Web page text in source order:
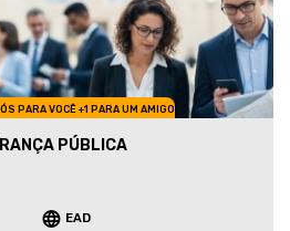
PARA VOCÊ +1 PARA UM AMIGO
PÚBLICA
EAD